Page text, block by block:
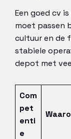
Een goed cv
moet passen
cultuur en de
stabiele
depot met
Com
pet
enti
e